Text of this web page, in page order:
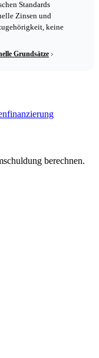
Standards
Zinsen und
keine
Grundsätze
berechnen.